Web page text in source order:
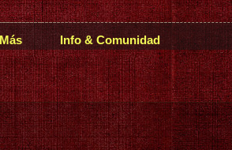
Más Info & Comunidad